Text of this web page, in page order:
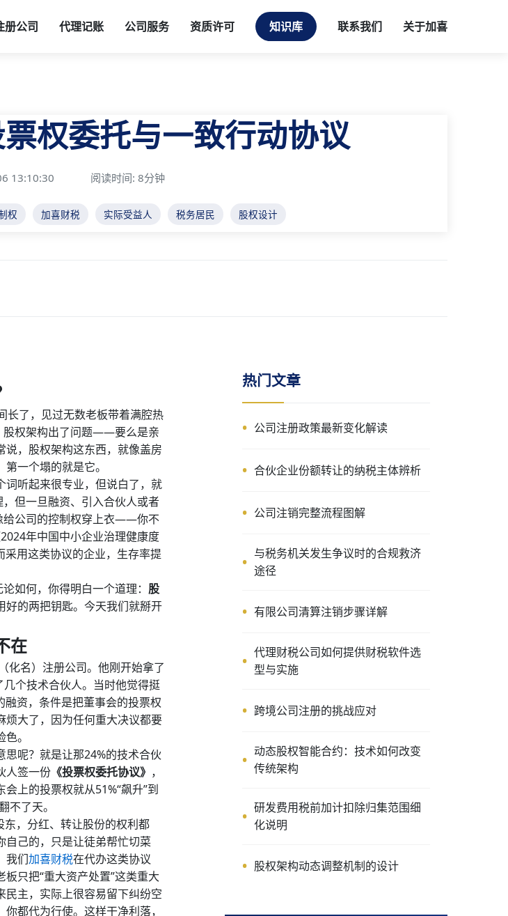
册公司 代理记账 公司服务 资质许可 知识库 联系我们 关于加喜
权委托与一致行动协议
13:10:30 阅读时间: 8分钟
权 加喜财税 实际受益人 税务居民 股权设计
长了，见过无数老板带着满腔热
股权架构出了问题——要么是亲
，股权架构这东西，就像盖房
一个塌的就是它。
词听起来很专业，但说白了，就
但一旦融资、引入合伙人或者
给公司的控制权穿上衣——你不
年中国中小企业治理健康度
用这类协议的企业，生存率提
如何，你得明白一个道理： 股
好的两把钥匙。今天我们就掰开
在
化名）注册公司。他刚开始拿了
个技术合伙人。当时他觉得挺
资，条件是把董事会的投票权
大了，因为任何重大决议都要
。
思呢？就是让那24%的技术合伙
人签一份 《投票权委托协议》 ，
上的投票权就从51%“飙升”到
不了天。
，分红、转让股份的权利都
自己的，只是让徒弟帮忙切菜
我们加喜财税在代办这类协议
板只把“重大资产处置”这类重大
主，实际上很容易留下纠纷空
都代为行使。这样干净利落，
热门文章
公司注册政策最新变化解读
合伙企业份额转让的纳税主体辨析
公司注销完整流程图解
与税务机关发生争议时的合规救济
途径
有限公司清算注销步骤详解
代理财税公司如何提供财税软件选
型与实施
跨境公司注册的挑战应对
动态股权智能合约：技术如何改变
传统架构
研发费用税前加计扣除归集范围细
化说明
股权架构动态调整机制的设计